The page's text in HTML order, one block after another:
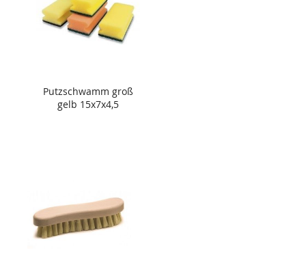
Putzschwamm groß
gelb 15x7x4,5